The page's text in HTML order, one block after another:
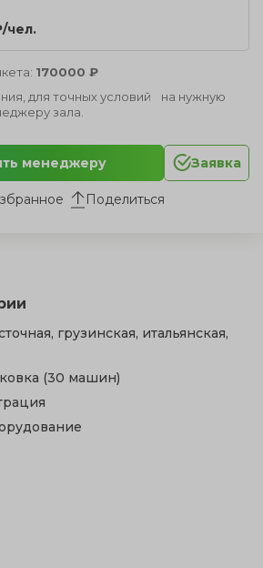
грузинская, итальянская,
(30 машин)
чел.
170000 ₽
для точных условий на нужную
зала.
менеджеру Заявка
Поделиться